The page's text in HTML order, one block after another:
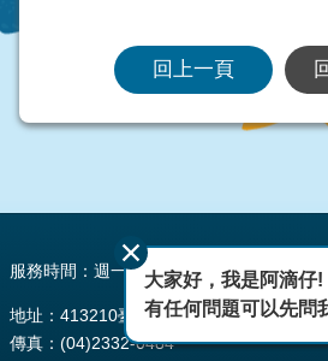
回上一頁
服務時間：週一至週五
地址：413210臺中市霧峰區峰堤路195號
傳真：(04)2332-0484
大家好，我是阿滴仔!
有任何問題可以先問